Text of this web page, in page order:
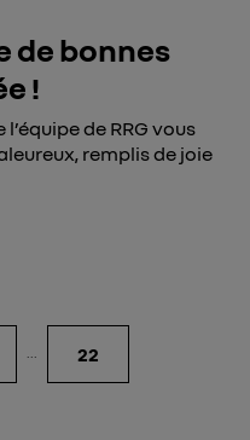
de bonnes
!
de RRG vous
remplis de joie
22